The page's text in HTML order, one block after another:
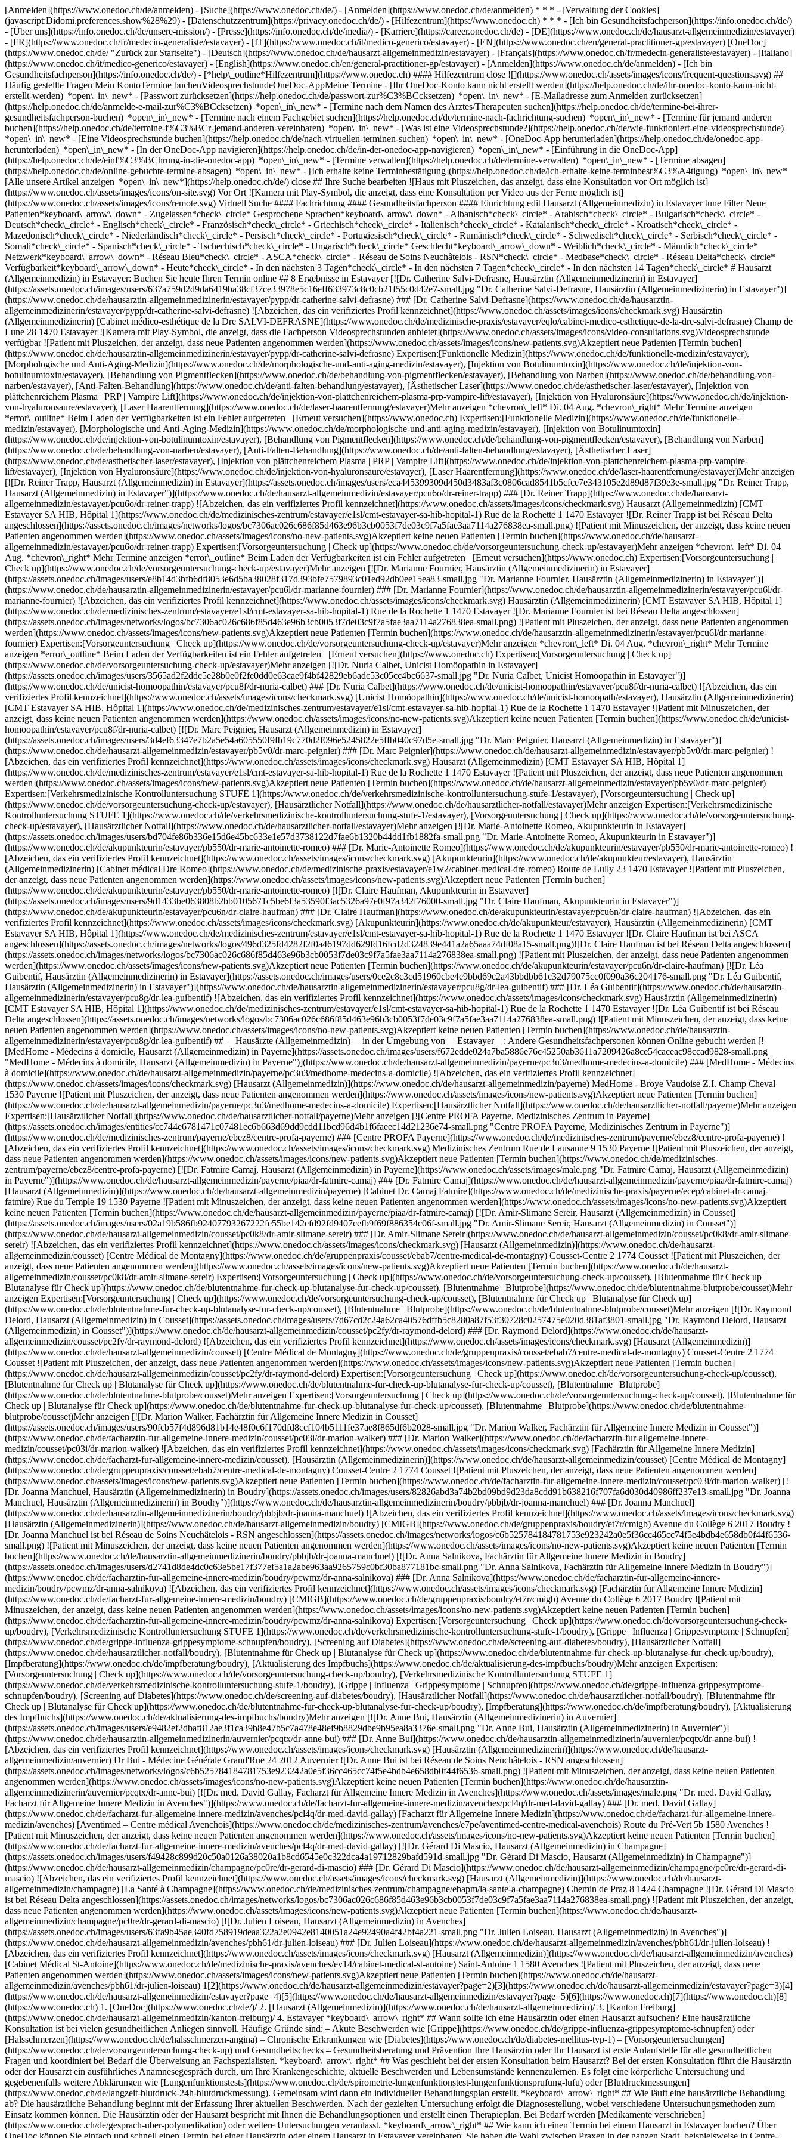
[Anmelden](https://www.onedoc.ch/de/anmelden) - [Suche](https://www.onedoc.ch/de/) - [Anmelden](https://www.onedoc.ch/de/anmelden) * * * - [Verwaltung der Cookies]
(javascript:Didomi.preferences.show%28%29) - [Datenschutzzentrum](https://privacy.onedoc.ch/de/) - [Hilfezentrum](https://www.onedoc.ch) * * * - [Ich bin Gesundheitsfachperson](https://info.onedoc.ch/de/)
- [Über uns](https://info.onedoc.ch/de/unsere-mission/) - [Presse](https://info.onedoc.ch/de/media/) - [Karriere](https://career.onedoc.ch/de) - [DE](https://www.onedoc.ch/de/hausarzt-allgemeinmedizin/estavayer)
- [FR](https://www.onedoc.ch/fr/medecin-generaliste/estavayer) - [IT](https://www.onedoc.ch/it/medico-generico/estavayer) - [EN](https://www.onedoc.ch/en/general-practitioner-gp/estavayer) [OneDoc]
(https://www.onedoc.ch/de/ "Zurück zur Startseite") - [Deutsch](https://www.onedoc.ch/de/hausarzt-allgemeinmedizin/estavayer) - [Français](https://www.onedoc.ch/fr/medecin-generaliste/estavayer) - [Italiano]
(https://www.onedoc.ch/it/medico-generico/estavayer) - [English](https://www.onedoc.ch/en/general-practitioner-gp/estavayer) - [Anmelden](https://www.onedoc.ch/de/anmelden) - [Ich bin
Gesundheitsfachperson](https://info.onedoc.ch/de/) - [*help\_outline*Hilfezentrum](https://www.onedoc.ch) #### Hilfezentrum close ![](https://www.onedoc.ch/assets/images/icons/frequent-questions.svg) ##
Häufig gestellte Fragen Mein KontoTermine buchenVideosprechstundeOneDoc-AppMeine Termine - [Ihr OneDoc-Konto kann nicht erstellt werden](https://help.onedoc.ch/de/ihr-onedoc-konto-kann-nicht-
erstellt-werden) *open\_in\_new* - [Passwort zurücksetzen](https://help.onedoc.ch/de/passwort-zur%C3%BCcksetzen) *open\_in\_new* - [E-Mailadresse zum Anmelden zurücksetzen]
(https://help.onedoc.ch/de/anmelde-e-mail-zur%C3%BCcksetzen) *open\_in\_new* - [Termine nach dem Namen des Arztes/Therapeuten suchen](https://help.onedoc.ch/de/termine-bei-ihrer-
gesundheitsfachperson-buchen) *open\_in\_new* - [Termine nach einem Fachgebiet suchen](https://help.onedoc.ch/de/termine-nach-fachrichtung-suchen) *open\_in\_new* - [Termine für jemand anderen
buchen](https://help.onedoc.ch/de/termine-f%C3%BCr-jemand-anderen-vereinbaren) *open\_in\_new* - [Was ist eine Videosprechstunde?](https://help.onedoc.ch/de/wie-funktioniert-eine-videosprechstunde)
*open\_in\_new* - [Eine Videosprechstunde buchen](https://help.onedoc.ch/de/nach-virtuellen-terminen-suchen) *open\_in\_new* - [OneDoc-App herunterladen](https://help.onedoc.ch/de/onedoc-app-
herunterladen) *open\_in\_new* - [In der OneDoc-App navigieren](https://help.onedoc.ch/de/in-der-onedoc-app-navigieren) *open\_in\_new* - [Einführung in die OneDoc-App]
(https://help.onedoc.ch/de/einf%C3%BChrung-in-die-onedoc-app) *open\_in\_new* - [Termine verwalten](https://help.onedoc.ch/de/termine-verwalten) *open\_in\_new* - [Termine absagen](https://help.onedoc.ch/de/online-gebuchte-termine-absagen) *open\_in\_new* - [Ich erhalte keine Terminbestätigung](https://help.onedoc.ch/de/ich-erhalte-keine-terminbest%C3%A4tigung) *open\_in\_new* [Alle unsere Artikel anzeigen *open\_in\_new*](https://help.onedoc.ch/de/) close ## Ihre Suche bearbeiten ![Haus mit Pluszeichen, das anzeigt, dass eine Konsultation vor Ort möglich ist](https://www.onedoc.ch/assets/images/icons/on-site.svg) Vor Ort ![Kamera mit Play-Symbol, die anzeigt, dass eine Konsultation per Video aus der Ferne möglich ist](https://www.onedoc.ch/assets/images/icons/remote.svg) Virtuell Suche #### Fachrichtung #### Gesundheitsfachperson #### Einrichtung edit Hausarzt (Allgemeinmedizin) in Estavayer tune Filter Neue Patienten*keyboard\_arrow\_down* - Zugelassen*check\_circle* Gesprochene Sprachen*keyboard\_arrow\_down* - Albanisch*check\_circle* - Arabisch*check\_circle* - Bulgarisch*check\_circle* - Deutsch*check\_circle* - Englisch*check\_circle* - Französisch*check\_circle* - Griechisch*check\_circle* - Italienisch*check\_circle* - Katalanisch*check\_circle* - Kroatisch*check\_circle* - Mazedonisch*check\_circle* - Niederländisch*check\_circle* - Persisch*check\_circle* - Portugiesisch*check\_circle* - Rumänisch*check\_circle* - Schwedisch*check\_circle* - Serbisch*check\_circle* - Somali*check\_circle* - Spanisch*check\_circle* - Tschechisch*check\_circle* - Ungarisch*check\_circle* Geschlecht*keyboard\_arrow\_down* - Weiblich*check\_circle* - Männlich*check\_circle* Netzwerk*keyboard\_arrow\_down* - Réseau Bleu*check\_circle* - ASCA*check\_circle* - Réseau de Soins Neuchâtelois - RSN*check\_circle* - Medbase*check\_circle* - Réseau Delta*check\_circle* Verfügbarkeit*keyboard\_arrow\_down* - Heute*check\_circle* - In den nächsten 3 Tagen*check\_circle* - In den nächsten 7 Tagen*check\_circle* - In den nächsten 14 Tagen*check\_circle* # Hausarzt (Allgemeinmedizin) in Estavayer: Buchen Sie heute Ihren Termin online ## 8 Ergebnisse in Estavayer [![Dr. Catherine Salvi-Defrasne, Hausärztin (Allgemeinmedizinerin) in Estavayer](https://assets.onedoc.ch/images/users/637a759d2d9da6419ba38cf37ce33978e5c16eff633973c8c0cb21f55c0d42e7-small.jpg "Dr. Catherine Salvi-Defrasne, Hausärztin (Allgemeinmedizinerin) in Estavayer")](https://www.onedoc.ch/de/hausarztin-allgemeinmedizinerin/estavayer/pypp/dr-catherine-salvi-defrasne) ### [Dr. Catherine Salvi-Defrasne](https://www.onedoc.ch/de/hausarztin-allgemeinmedizinerin/estavayer/pypp/dr-catherine-salvi-defrasne) ![Abzeichen, das ein verifiziertes Profil kennzeichnet](https://www.onedoc.ch/assets/images/icons/checkmark.svg) Hausärztin (Allgemeinmedizinerin) [Cabinet médico-esthétique de la Dre SALVI-DEFRASNE](https://www.onedoc.ch/de/medizinische-praxis/estavayer/eqlo/cabinet-medico-esthetique-de-la-dre-salvi-defrasne) Champ de Lune 28 1470 Estavayer ![Kamera mit Play-Symbol, die anzeigt, dass die Fachperson Videosprechstunden anbietet](https://www.onedoc.ch/assets/images/icons/video-consultations.svg)Videosprechstunde verfügbar ![Patient mit Pluszeichen, der anzeigt, dass neue Patienten angenommen werden](https://www.onedoc.ch/assets/images/icons/new-patients.svg)Akzeptiert neue Patienten [Termin buchen](https://www.onedoc.ch/de/hausarztin-allgemeinmedizinerin/estavayer/pypp/dr-catherine-salvi-defrasne) Expertisen:[Funktionelle Medizin](https://www.onedoc.ch/de/funktionelle-medizin/estavayer), [Morphologische und Anti-Aging-Medizin](https://www.onedoc.ch/de/morphologische-und-anti-aging-medizin/estavayer), [Injektion von Botulinumtoxin](https://www.onedoc.ch/de/injektion-von-botulinumtoxin/estavayer), [Behandlung von Pigmentflecken](https://www.onedoc.ch/de/behandlung-von-pigmentflecken/estavayer), [Behandlung von Narben](https://www.onedoc.ch/de/behandlung-von-narben/estavayer), [Anti-Falten-Behandlung](https://www.onedoc.ch/de/anti-falten-behandlung/estavayer), [Ästhetischer Laser](https://www.onedoc.ch/de/asthetischer-laser/estavayer), [Injektion von plättchenreichem Plasma | PRP | Vampire Lift](https://www.onedoc.ch/de/injektion-von-plattchenreichem-plasma-prp-vampire-lift/estavayer), [Injektion von Hyaluronsäure](https://www.onedoc.ch/de/injektion-von-hyaluronsaure/estavayer), [Laser Haarentfernung](https://www.onedoc.ch/de/laser-haarentfernung/estavayer)Mehr anzeigen *chevron\_left* Di. 04 Aug. *chevron\_right* Mehr Termine anzeigen *error\_outline* Beim Laden der Verfügbarkeiten ist ein Fehler aufgetreten [Erneut versuchen](https://www.onedoc.ch) Expertisen:[Funktionelle Medizin](https://www.onedoc.ch/de/funktionelle-medizin/estavayer), [Morphologische und Anti-Aging-Medizin](https://www.onedoc.ch/de/morphologische-und-anti-aging-medizin/estavayer), [Injektion von Botulinumtoxin](https://www.onedoc.ch/de/injektion-von-botulinumtoxin/estavayer), [Behandlung von Pigmentflecken](https://www.onedoc.ch/de/behandlung-von-pigmentflecken/estavayer), [Behandlung von Narben](https://www.onedoc.ch/de/behandlung-von-narben/estavayer), [Anti-Falten-Behandlung](https://www.onedoc.ch/de/anti-falten-behandlung/estavayer), [Ästhetischer Laser](https://www.onedoc.ch/de/asthetischer-laser/estavayer), [Injektion von plättchenreichem Plasma | PRP | Vampire Lift](https://www.onedoc.ch/de/injektion-von-plattchenreichem-plasma-prp-vampire-lift/estavayer), [Injektion von Hyaluronsäure](https://www.onedoc.ch/de/injektion-von-hyaluronsaure/estavayer), [Laser Haarentfernung](https://www.onedoc.ch/de/laser-haarentfernung/estavayer)Mehr anzeigen [![Dr. Reiner Trapp, Hausarzt (Allgemeinmedizin) in Estavayer](https://assets.onedoc.ch/images/users/eca445399309d450d3483af3c0806cad8541b5cfce7e343105e2d89d87f39e3e-small.jpg "Dr. Reiner Trapp, Hausarzt (Allgemeinmedizin) in Estavayer")](https://www.onedoc.ch/de/hausarzt-allgemeinmedizin/estavayer/pcu6o/dr-reiner-trapp) ### [Dr. Reiner Trapp](https://www.onedoc.ch/de/hausarzt-allgemeinmedizin/estavayer/pcu6o/dr-reiner-trapp) ![Abzeichen, das ein verifiziertes Profil kennzeichnet](https://www.onedoc.ch/assets/images/icons/checkmark.svg) Hausarzt (Allgemeinmedizin) [CMT Estavayer SA HIB, Hôpital 1](https://www.onedoc.ch/de/medizinisches-zentrum/estavayer/e1sl/cmt-estavayer-sa-hib-hopital-1) Rue de la Rochette 1 1470 Estavayer ![Dr. Reiner Trapp ist bei Réseau Delta angeschlossen](https://assets.onedoc.ch/images/networks/logos/bc7306ac026c686f85d463e96b3cb0053f7de03c9f7a5fae3aa7114a276838ea-small.png) ![Patient mit Minuszeichen, der anzeigt, dass keine neuen Patienten angenommen werden](https://www.onedoc.ch/assets/images/icons/no-new-patients.svg)Akzeptiert keine neuen Patienten [Termin buchen](https://www.onedoc.ch/de/hausarzt-allgemeinmedizin/estavayer/pcu6o/dr-reiner-trapp) Expertisen:[Vorsorgeuntersuchung | Check up](https://www.onedoc.ch/de/vorsorgeuntersuchung-check-up/estavayer)Mehr anzeigen *chevron\_left* Di. 04 Aug. *chevron\_right* Mehr Termine anzeigen *error\_outline* Beim Laden der Verfügbarkeiten ist ein Fehler aufgetreten [Erneut versuchen](https://www.onedoc.ch) Expertisen:[Vorsorgeuntersuchung | Check up](https://www.onedoc.ch/de/vorsorgeuntersuchung-check-up/estavayer)Mehr anzeigen [![Dr. Marianne Fournier, Hausärztin (Allgemeinmedizinerin) in Estavayer](https://assets.onedoc.ch/images/users/e8b14d3bfb6df8053e6d5ba38028f317d393bfe7579893c01ed92db0ee15ea83-small.jpg "Dr. Marianne Fournier, Hausärztin (Allgemeinmedizinerin) in Estavayer")](https://www.onedoc.ch/de/hausarztin-allgemeinmedizinerin/estavayer/pcu6l/dr-marianne-fournier) ### [Dr. Marianne Fournier](https://www.onedoc.ch/de/hausarztin-allgemeinmedizinerin/estavayer/pcu6l/dr-marianne-fournier) ![Abzeichen, das ein verifiziertes Profil kennzeichnet](https://www.onedoc.ch/assets/images/icons/checkmark.svg) Hausärztin (Allgemeinmedizinerin) [CMT Estavayer SA HIB, Hôpital 1](https://www.onedoc.ch/de/medizinisches-zentrum/estavayer/e1sl/cmt-estavayer-sa-hib-hopital-1) Rue de la Rochette 1 1470 Estavayer ![Dr. Marianne Fournier ist bei Réseau Delta angeschlossen](https://assets.onedoc.ch/images/networks/logos/bc7306ac026c686f85d463e96b3cb0053f7de03c9f7a5fae3aa7114a276838ea-small.png) ![Patient mit Pluszeichen, der anzeigt, dass neue Patienten angenommen werden](https://www.onedoc.ch/assets/images/icons/new-patients.svg)Akzeptiert neue Patienten [Termin buchen](https://www.onedoc.ch/de/hausarztin-allgemeinmedizinerin/estavayer/pcu6l/dr-marianne-fournier) Expertisen:[Vorsorgeuntersuchung | Check up](https://www.onedoc.ch/de/vorsorgeuntersuchung-check-up/estavayer)Mehr anzeigen *chevron\_left* Di. 04 Aug. *chevron\_right* Mehr Termine anzeigen *error\_outline* Beim Laden der Verfügbarkeiten ist ein Fehler aufgetreten [Erneut versuchen](https://www.onedoc.ch) Expertisen:[Vorsorgeuntersuchung | Check up](https://www.onedoc.ch/de/vorsorgeuntersuchung-check-up/estavayer)Mehr anzeigen [![Dr. Nuria Calbet, Unicist Homöopathin in Estavayer](https://assets.onedoc.ch/images/users/3565ad2f2ddc5e28b0e0f2fe0dd0e63cae9f4bf42829eb6adc53c05cc4bc6637-small.jpg "Dr. Nuria Calbet, Unicist Homöopathin in Estavayer")](https://www.onedoc.ch/de/unicist-homoopathin/estavayer/pcu8f/dr-nuria-calbet) ### [Dr. Nuria Calbet](https://www.onedoc.ch/de/unicist-homoopathin/estavayer/pcu8f/dr-nuria-calbet) ![Abzeichen, das ein verifiziertes Profil kennzeichnet](https://www.onedoc.ch/assets/images/icons/checkmark.svg) [Unicist Homöopathin](https://www.onedoc.ch/de/unicist-homoopath/estavayer), Hausärztin (Allgemeinmedizinerin) [CMT Estavayer SA HIB, Hôpital 1](https://www.onedoc.ch/de/medizinisches-zentrum/estavayer/e1sl/cmt-estavayer-sa-hib-hopital-1) Rue de la Rochette 1 1470 Estavayer ![Patient mit Minuszeichen, der anzeigt, dass keine neuen Patienten angenommen werden](https://www.onedoc.ch/assets/images/icons/no-new-patients.svg)Akzeptiert keine neuen Patienten [Termin buchen](https://www.onedoc.ch